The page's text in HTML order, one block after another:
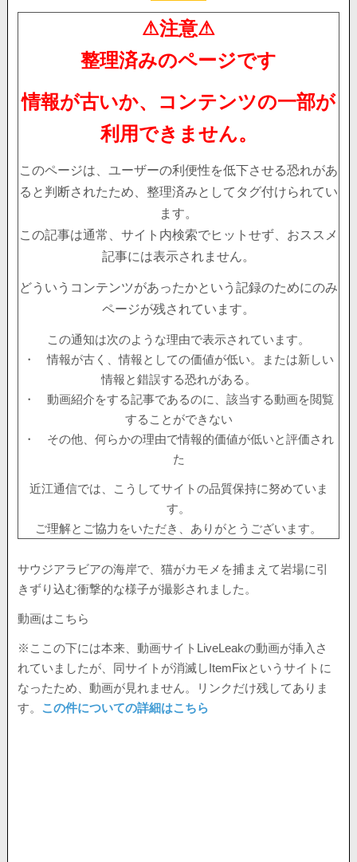
⚠注意⚠
整理済みのページです
情報が古いか、コンテンツの一部が
利用できません。
このページは、ユーザーの利便性を低下させる恐れがあ
ると判断されたため、整理済みとしてタグ付けられてい
ます。
この記事は通常、サイト内検索でヒットせず、おススメ
記事には表示されません。
どういうコンテンツがあったかという記録のためにのみ
ページが残されています。
この通知は次のような理由で表示されています。
・ 情報が古く、情報としての価値が低い。または新しい
情報と錯誤する恐れがある。
・ 動画紹介をする記事であるのに、該当する動画を閲覧
することができない
・ その他、何らかの理由で情報的価値が低いと評価され
た
近江通信では、こうしてサイトの品質保持に努めていま
す。
ご理解とご協力をいただき、ありがとうございます。
サウジアラビアの海岸で、猫がカモメを捕まえて岩場に引
きずり込む衝撃的な様子が撮影されました。
動画はこちら
※ここの下には本来、動画サイトLiveLeakの動画が挿入さ
れていましたが、同サイトが消滅しItemFixというサイトに
なったため、動画が見れません。リンクだけ残してありま
す。 この件についての詳細はこちら